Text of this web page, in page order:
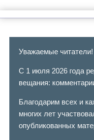
Уважаемые читатели!
С 1 июля 2026 года
вещания:
Благодарим всех и
многих лет
опубликованных